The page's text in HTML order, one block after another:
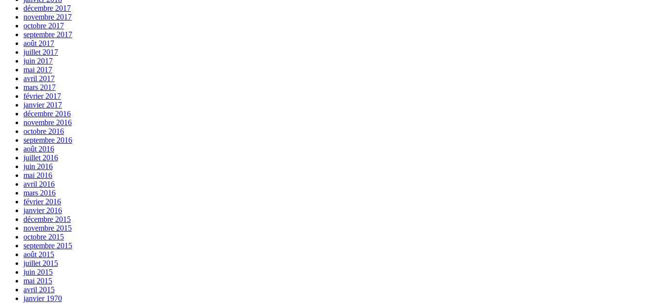
décembre 2017
novembre 2017
octobre 2017
septembre 2017
août 2017
juillet 2017
juin 2017
mai 2017
avril 2017
mars 2017
février 2017
janvier 2017
décembre 2016
novembre 2016
octobre 2016
septembre 2016
août 2016
juillet 2016
juin 2016
mai 2016
avril 2016
mars 2016
février 2016
janvier 2016
décembre 2015
novembre 2015
octobre 2015
septembre 2015
août 2015
juillet 2015
juin 2015
mai 2015
avril 2015
janvier 1970